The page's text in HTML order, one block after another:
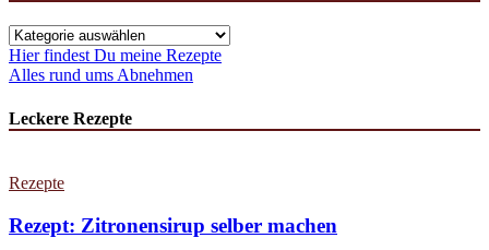
Kategorien
Hier findest Du meine Rezepte
Alles rund ums Abnehmen
Leckere Rezepte
Rezepte
Rezept: Zitronensirup selber machen